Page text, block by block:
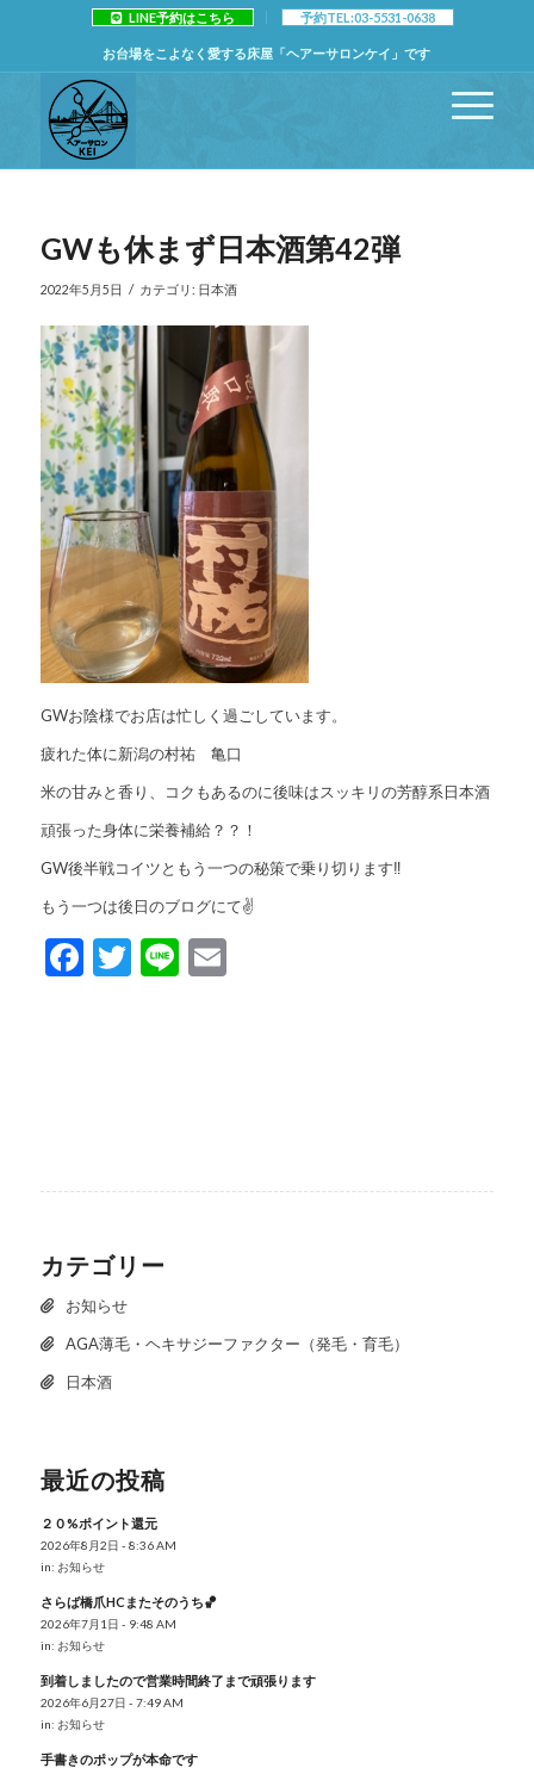
LINE予約はこちら 予約TEL:03-5531-0638
お台場をこよなく愛する床屋「ヘアーサロンケイ」です
GWも休まず日本酒第42弾
2022年5月5日 / カテゴリ: 日本酒
GWお陰様でお店は忙しく過ごしています。
疲れた体に新潟の村祐 亀口
米の甘みと香り、コクもあるのに後味はスッキリの芳醇系日本酒
頑張った身体に栄養補給？？！
GW後半戦コイツともう一つの秘策で乗り切ります‼️
もう一つは後日のブログにて✌️
Facebook
Twitter
LineEmail
カテゴリー
お知らせ
AGA薄毛・ヘキサジーファクター（発毛・育毛）
日本酒
最近の投稿
２０%ポイント還元
2026年8月2日 - 8:36 AM
in: お知らせ
さらば橋爪HCまたそのうち🏀
2026年7月1日 - 9:48 AM
in: お知らせ
到着しましたので営業時間終了まで頑張ります
2026年6月27日 - 7:49 AM
in: お知らせ
手書きのポップが本命です